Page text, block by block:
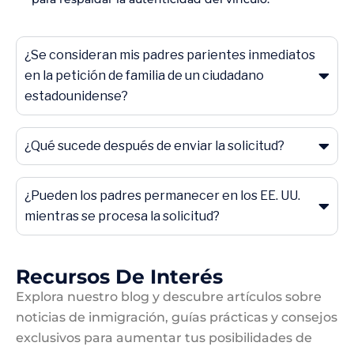
¿Se consideran mis padres parientes inmediatos
en la petición de familia de un ciudadano
estadounidense?
¿Qué sucede después de enviar la solicitud?
¿Pueden los padres permanecer en los EE. UU.
mientras se procesa la solicitud?
Recursos De Interés
Explora nuestro blog y descubre artículos sobre
noticias de inmigración, guías prácticas y consejos
exclusivos para aumentar tus posibilidades de